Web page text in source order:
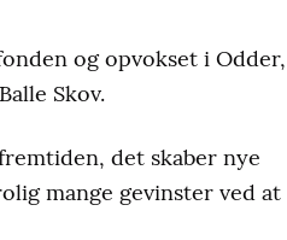
og opvokset i Odder,
Skov.
det skaber nye
mange gevinster ved at